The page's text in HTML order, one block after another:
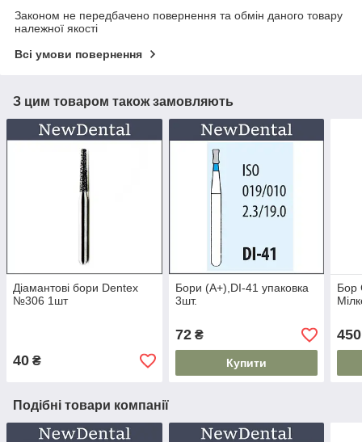
Законом не передбачено повернення та обмін даного товару
належної якості
Всі умови повернення
З цим товаром також замовляють
Діамантові бори Dentex
№306 1шт
40 ₴
Бори (A+),DI-41 упаковка
3шт.
72₴
Купити
Бор
450
Подібні товари компанії